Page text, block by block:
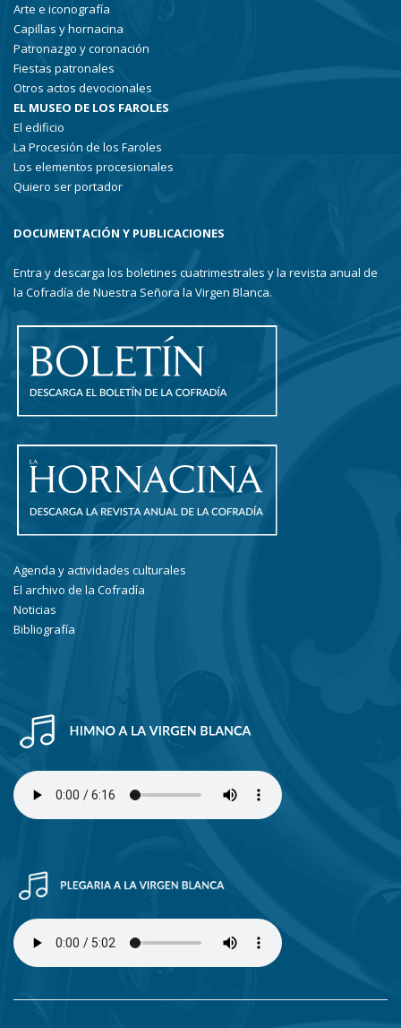
Arte e iconografía
Capillas y hornacina
Patronazgo y coronación
Fiestas patronales
Otros actos devocionales
EL MUSEO DE LOS FAROLES
El edificio
La Procesión de los Faroles
Los elementos procesionales
Quiero ser portador
DOCUMENTACIÓN Y PUBLICACIONES
Entra y descarga los boletines cuatrimestrales y la revista anual de
la Cofradía de Nuestra Señora la Virgen Blanca.
Agenda y actividades culturales
El archivo de la Cofradía
Noticias
Bibliografía